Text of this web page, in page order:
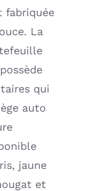
fabriquée
La
qui
auto
jaune
et